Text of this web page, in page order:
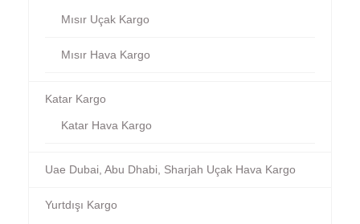
Mısır Uçak Kargo
Mısır Hava Kargo
Katar Kargo
Katar Hava Kargo
Uae Dubai, Abu Dhabi, Sharjah Uçak Hava Kargo
Yurtdışı Kargo